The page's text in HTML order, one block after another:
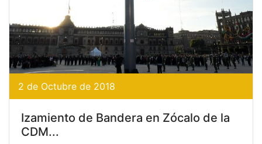
2 de Octubre de 2018
Izamiento de Bandera en Zócalo de la
CDM...